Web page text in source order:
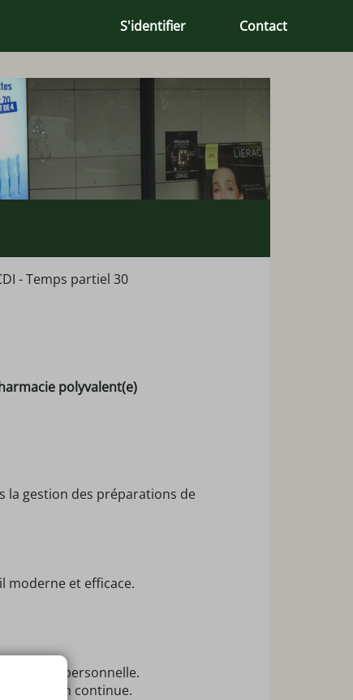
S'identifier Contact
- Temps partiel 30
polyvalent(e)
la gestion des préparations de
moderne et efficace.
vie personnelle.
formation continue.